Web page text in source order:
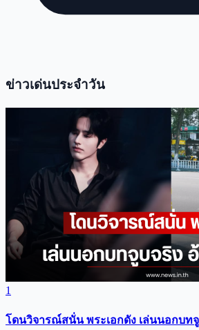
ข่าวเด่นประจำวัน
1
โดนวิจารณ์สนั่น พระเอกดัง เล่นนอกบท